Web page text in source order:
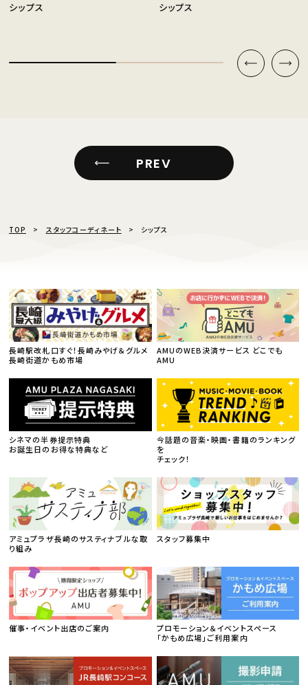
シップス シップス
PREV
TOP スタッフコーディネート シップス
長崎駅改札口すぐ！長崎みやげ＆グルメ
長崎街道かもめ市場
AMUのWEB決済サービス どこでも
AMU
シネマの半券提示特典
お誕生日のお得な特典など
今話題の音楽・映画・書籍のランキング
を
チェック！
アミュプラザ長崎のサスティナブルな取
り組み
スタッフ募集中
催事・イベント出店のご案内
プロモーション＆イベントスペース
「かもめ広場」ご利用案内